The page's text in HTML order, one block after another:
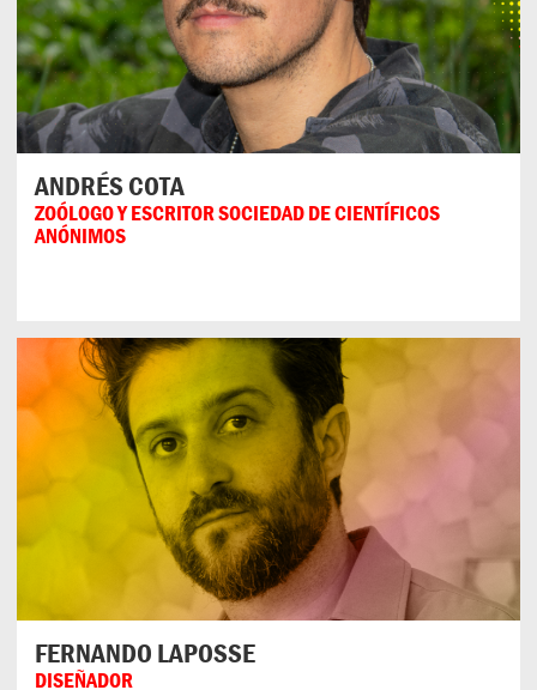
ANDRÉS COTA
ZOÓLOGO Y ESCRITOR SOCIEDAD DE CIENTÍFICOS
ANÓNIMOS
FERNANDO LAPOSSE
DISEÑADOR